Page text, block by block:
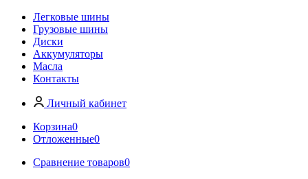
Легковые шины
Грузовые шины
Диски
Аккумуляторы
Масла
Контакты
Личный кабинет
Корзина0
Отложенные0
Сравнение товаров0